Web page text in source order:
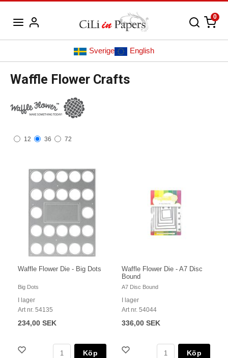
0
Sverige English
Waffle Flower Crafts
12 36 72
Waffle Flower Die - Big Dots
Big Dots
I lager
Art nr. 54135
234,00 SEK
Köp
Waffle Flower Die - A7 Disc
Bound
A7 Disc Bound
I lager
Art nr. 54044
336,00 SEK
Köp